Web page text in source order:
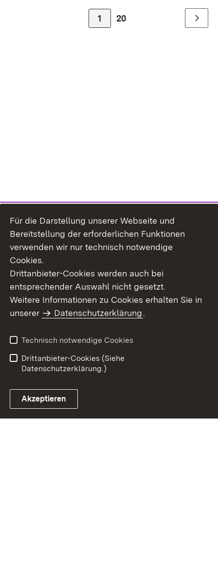
Zur Seite
1 Zur Seite
20 Weiter
Benutzungshinweise
Erklärung zur
Für die Darstellung unserer Webseite und
Bereitstellung der erforderlichen Funktionen
verwenden wir nur technisch notwendige
Cookies.
Drittanbieter-Cookies werden auch bei
entsprechender Auswahl nicht gesetzt.
Weitere Informationen zu Cookies erhalten Sie in
unserer
Datenschutzerklärung.
Technisch notwendige Cookies
Drittanbieter-Cookies (Siehe
Datenschutzerklärung.)
Akzeptieren